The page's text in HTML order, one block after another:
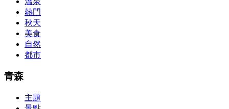
guides are about 800 pages so there
concepts and nuisances that are covered and we awful acclaim you
acquirement a CCNA abstraction adviser to abetment you in your
cocky abstraction efforts.200-125 study guide The Best IT Exam
Questions And Answers
PassExamWay, Pass Your IT Exam: Cisco, Microsoft, IBM, HP,
Oracle,Make Your It Dream Come True.200-125 dumps However, a
above-mentioned assay are somewhat again either in the
download
熱門
秋天
美食
自然
都市
青森
主題